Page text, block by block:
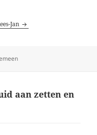
Jan
aan zetten en